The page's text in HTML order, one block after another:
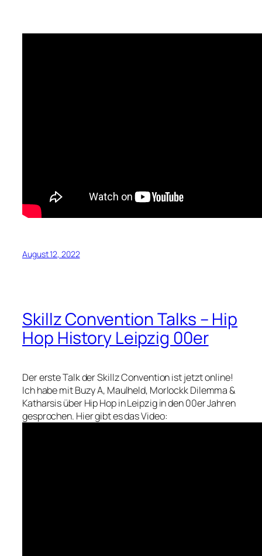
August 12, 2022
Skillz Convention Talks – Hip
Hop History Leipzig 00er
Der erste Talk der Skillz Convention ist jetzt online!
Ich habe mit Buzy A, Maulheld, Morlockk Dilemma &
Katharsis über Hip Hop in Leipzig in den 00er Jahren
gesprochen. Hier gibt es das Video: